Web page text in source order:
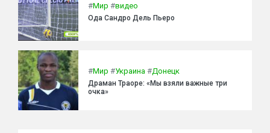
#Мир #видео
Ода Сандро Дель Пьеро
#Мир #Украина #Донецк
Драман Траоре: «Мы взяли важные три
очка»